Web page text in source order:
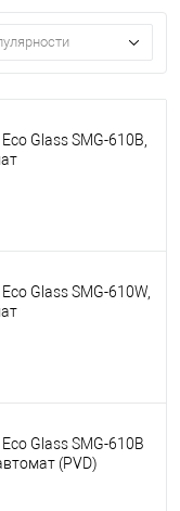
Glass SMG-610B,
Glass SMG-610W,
Glass SMG-610B
(PVD)